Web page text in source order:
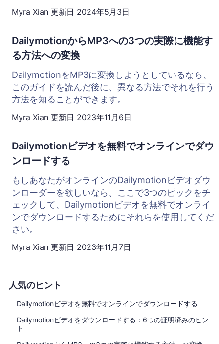
人気のヒント
Dailymotionビデオを無料でオンラインでダウンロードする
Dailymotionビデオをダウンロードする：6つの証明済みのヒン
ト
Myra Xian 更新日 2024年5月3日
DailymotionからMP3への3つの実際に機能す
る方法への変換
DailymotionをMP3に変換しようとしているなら、
このガイドを読んだ後に、異なる方法でそれを行う
方法を知ることができます。
Myra Xian 更新日 2023年11月6日
Dailymotionビデオを無料でオンラインでダウ
ンロードする
もしあなたがオンラインのDailymotionビデオダウ
ンローダーを欲しいなら、ここで3つのピックをチ
ェックして、Dailymotionビデオを無料でオンライ
ンでダウンロードするためにそれらを使用してくだ
さい。
Myra Xian 更新日 2023年11月7日